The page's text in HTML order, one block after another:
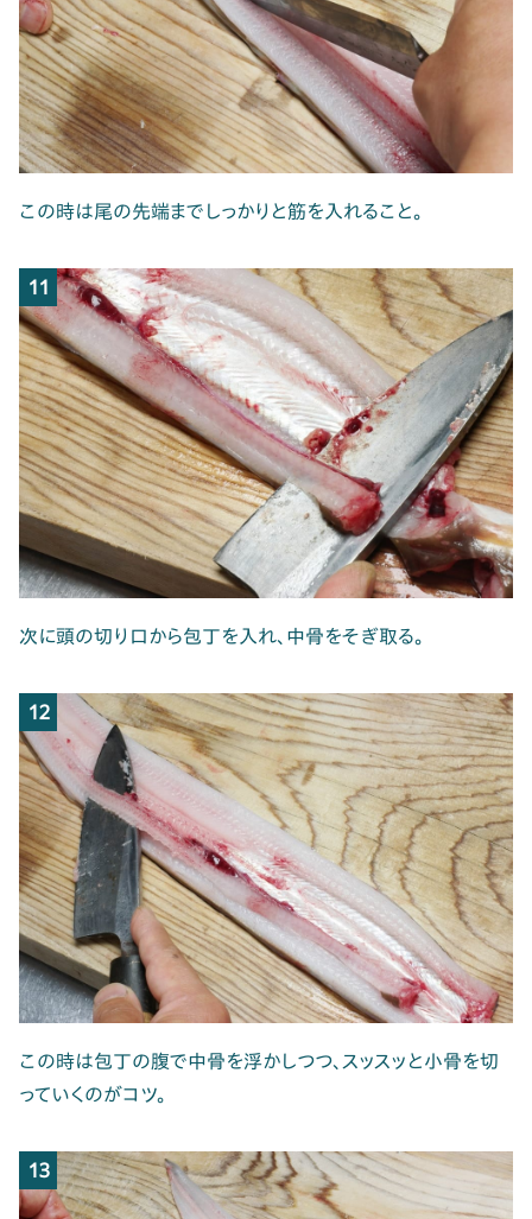
この時は尾の先端までしっかりと筋を入れること。
11
次に頭の切り口から包丁を入れ、中骨をそぎ取る。
12
この時は包丁の腹で中骨を浮かしつつ、スッスッと小骨を切
っていくのがコツ。
13